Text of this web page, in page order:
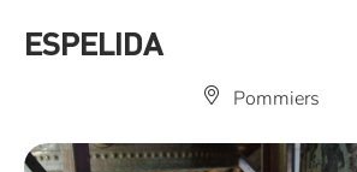
ESPELIDA
Pommiers